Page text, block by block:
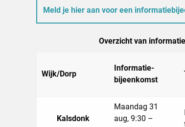
Meld je hier aan voor een
Overzicht van
Wijk/Dorp
Informatie-
bijeenkomst
Kalsdonk
Maandag 31
aug, 9:30 –